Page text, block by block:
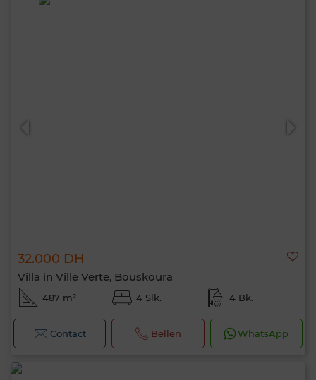
32.000 DH
Villa in Ville Verte, Bouskoura
487 m² 4 Slk. 4 Bk.
Contact Bellen WhatsApp